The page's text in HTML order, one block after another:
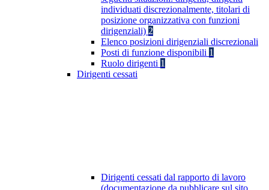
individuati discrezionalmente, titolari di
posizione organizzativa con funzioni
dirigenziali) 2
Elenco posizioni dirigenziali discrezionali
Posti di funzione disponibili 1
Ruolo dirigenti 1
Dirigenti cessati
Dirigenti cessati dal rapporto di lavoro